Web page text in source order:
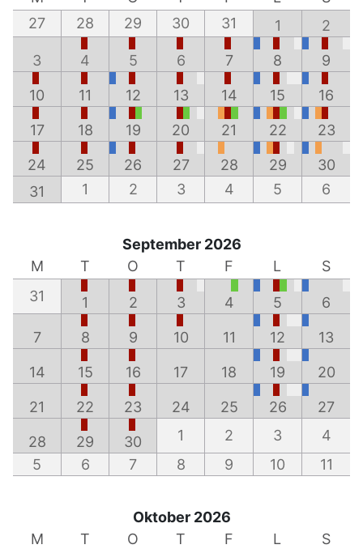
27
28 29 30 31 1 2
3 4 5 6 7 8 9
10 11 12 13 14 15 16
17 18 19 20 21 22 23
24 25 26 27 28 29
30
31
1 2 3 4 5 6
September 2026
M
T O T F L
S
31
1 2 3 4 5 6
7 8 9 10 11 12 13
14 15 16 17 18 19 20
21 22 23 24 25 26 27
28 29 30 1 2 3
4
5
6 7 8 9 10 11
Oktober 2026
M
T O T F L
S